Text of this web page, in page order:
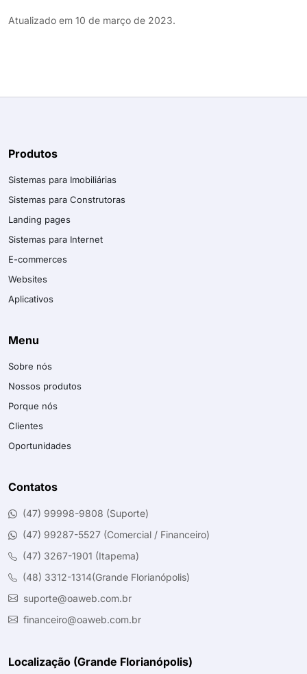
Atualizado em 10 de março de 2023.
Produtos
Sistemas para Imobiliárias
Sistemas para Construtoras
Landing pages
Sistemas para Internet
E-commerces
Websites
Aplicativos
Menu
Sobre nós
Nossos produtos
Porque nós
Clientes
Oportunidades
Contatos
(47) 99998-9808 (Suporte)
(47) 99287-5527 (Comercial / Financeiro)
(47) 3267-1901 (Itapema)
(48) 3312-1314(Grande Florianópolis)
suporte@oaweb.com.br
financeiro@oaweb.com.br
Localização (Grande Florianópolis)